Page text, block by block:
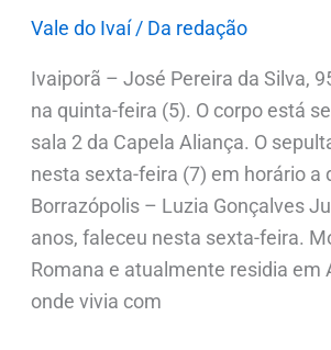
Vale do Ivaí/ Da redação
Ivaiporã – José Pereira da Silva,
na quinta-feira (5). O corpo está
sala 2 da Capela Aliança. O
nesta sexta-feira (7) em horário a
Borrazópolis – Luzia Gonçalves
anos, faleceu nesta sexta-feira.
Romana e atualmente residia em
onde vivia com